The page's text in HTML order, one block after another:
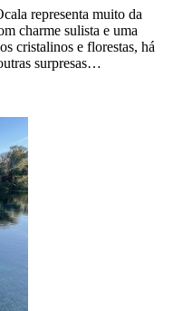
representa muito da
charme sulista e uma
cristalinos e florestas, há
surpresas…